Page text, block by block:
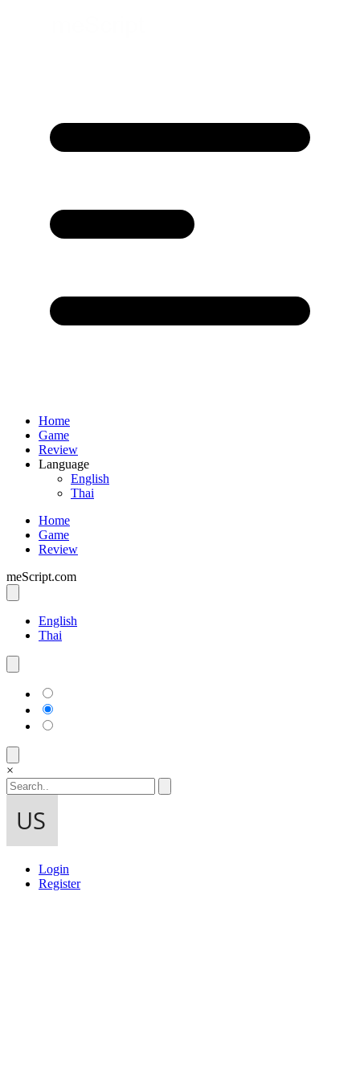
Home
Game
Review
Language
English
Thai
Home
Game
Review
meScript.com
English
Thai
×
Login
Register